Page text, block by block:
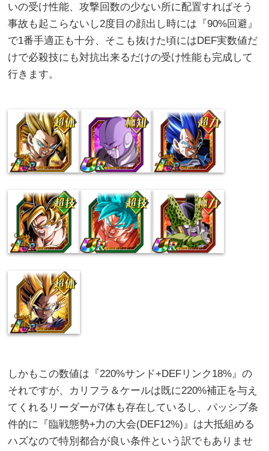
いの受け性能、攻撃回数の少ない所に配置すればそう
事故も起こらないし2度目の顔出し時には『90%回避』
で1番手適正も十分、そこも抜けた頃にはDEF実数値だ
けで必殺技にも対抗出来るだけの受け性能も完成して
行きます。
しかもこの数値は『220%サンド+DEFリンク18%』の
それですが、カリフラ＆ケールは既に220%補正を与え
てくれるリーダーが7体も存在しているし、パッシブ条
件的に『臨戦態勢+力の大会(DEF12%)』は大抵組める
ハズなので特別都合が良い条件という訳でもありませ